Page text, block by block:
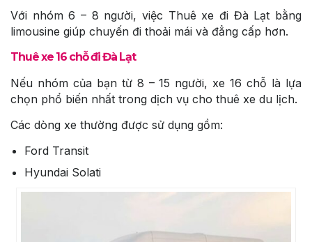
Với nhóm 6 – 8 người, việc Thuê xe đi Đà Lạt bằng
limousine giúp chuyến đi thoải mái và đẳng cấp hơn.
Thuê xe 16 chỗ đi Đà Lạt
Nếu nhóm của bạn từ 8 – 15 người, xe 16 chỗ là lựa
chọn phổ biến nhất trong dịch vụ cho thuê xe du lịch.
Các dòng xe thường được sử dụng gồm:
Ford Transit
Hyundai Solati